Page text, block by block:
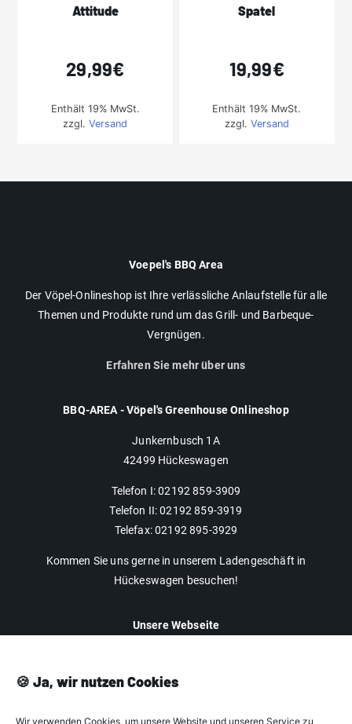
🍪 Ja, wir nutzen Cookies
Wir verwenden Cookies, um unsere Website und unseren Service zu
Attitude
29,99€
Enthält 19% MwSt.
zzgl.Versand
Spatel
19,99€
Enthält 19% MwSt.
zzgl. Versand
Voepel's BBQ Area
Der Vöpel-Onlineshop ist Ihre verlässliche Anlaufstelle für alle
Themen und Produkte rund um das Grill- und Barbeque-
Vergnügen.
Erfahren Sie mehr über uns
BBQ-AREA - Vöpel's Greenhouse Onlineshop
Junkernbusch 1A
42499 Hückeswagen
Telefon I: 02192 859-3909
Telefon II: 02192 859-3919
Telefax: 02192 895-3929
Kommen Sie uns gerne in unserem Ladengeschäft in
Hückeswagen besuchen!
Unsere Webseite
Datenschutz